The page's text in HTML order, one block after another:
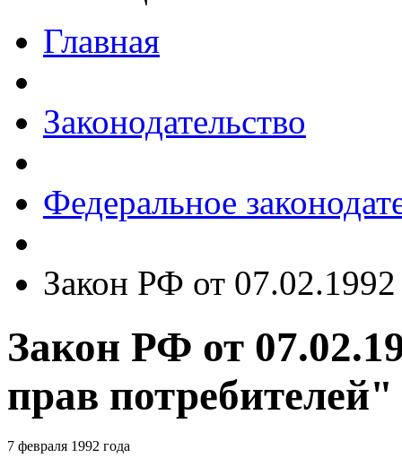
Главная
Законодательство
Федеральное
Закон РФ от
Закон РФ от
прав потребителей"
7 февраля 1992 года